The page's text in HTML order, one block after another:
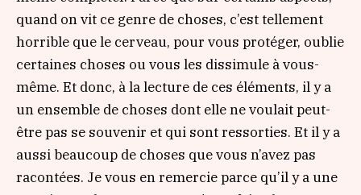
quand on vit ce genre de choses, c’est tellement
horrible que le cerveau, pour vous protéger, oublie
certaines choses ou vous les dissimule à vous-
même. Et donc, à la lecture de ces éléments, il y a
un ensemble de choses dont elle ne voulait peut-
être pas se souvenir et qui sont ressorties. Et il y a
aussi beaucoup de choses que vous n’avez pas
racontées. Je vous en remercie parce qu’il y a une